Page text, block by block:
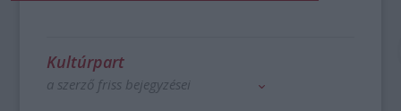
Kultúrpart
a szerző friss bejegyzései